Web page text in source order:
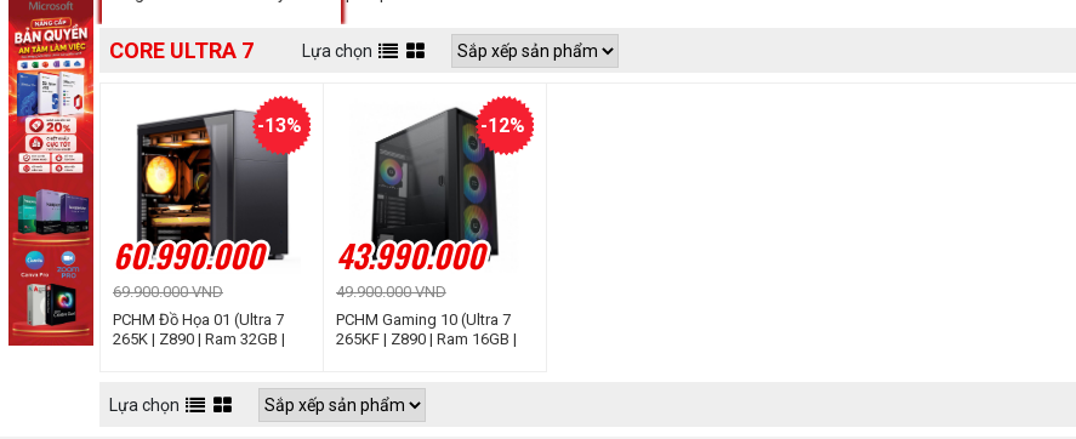
CORE ULTRA 7 Lựa chọn
60.990.000
69.900.000 VND
-13%
PCHM Đồ Họa 01 (Ultra 7
265K | Z890 | Ram 32GB |
43.990.000
49.900.000 VND
-12%
PCHM Gaming 10 (Ultra 7
265KF | Z890 | Ram 16GB |
Lựa chọn